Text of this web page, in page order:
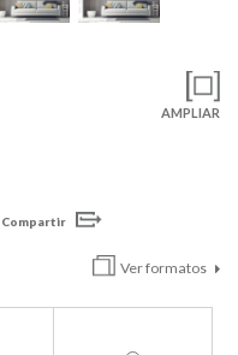
AMPLIAR
Compartir
Ver formatos